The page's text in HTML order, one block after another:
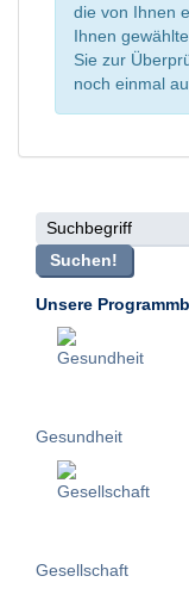
die von Ihnen
Ihnen
Sie zur
noch einmal
Suchbegriff
Suchen!
Unsere
Gesundheit
Gesellschaft